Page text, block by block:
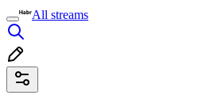
All streams